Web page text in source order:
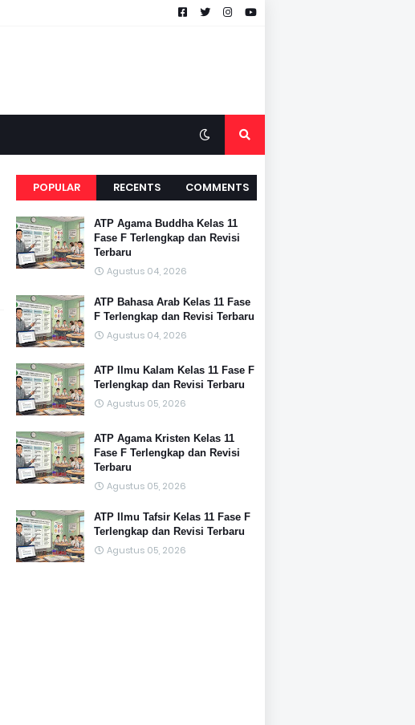
POPULAR RECENTS COMMENTS
ATP Agama Buddha Kelas 11
Fase F Terlengkap dan Revisi
Terbaru
Agustus 04, 2026
ATP Bahasa Arab Kelas 11 Fase
F Terlengkap dan Revisi Terbaru
Agustus 04, 2026
ATP Ilmu Kalam Kelas 11 Fase F
Terlengkap dan Revisi Terbaru
Agustus 05, 2026
ATP Agama Kristen Kelas 11
Fase F Terlengkap dan Revisi
Terbaru
Agustus 05, 2026
ATP Ilmu Tafsir Kelas 11 Fase F
Terlengkap dan Revisi Terbaru
Agustus 05, 2026